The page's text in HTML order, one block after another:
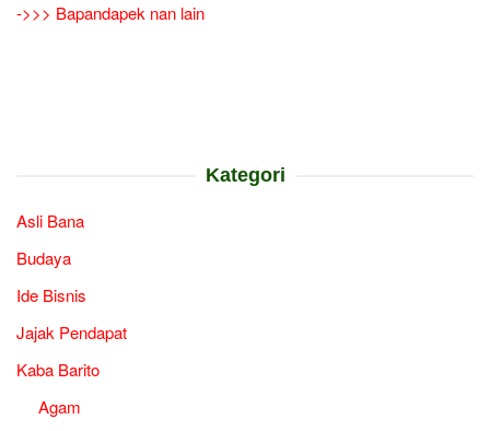
->>> Bapandapek nan lain
Kategori
Asli Bana
Budaya
Ide Bisnis
Jajak Pendapat
Kaba Barito
Agam